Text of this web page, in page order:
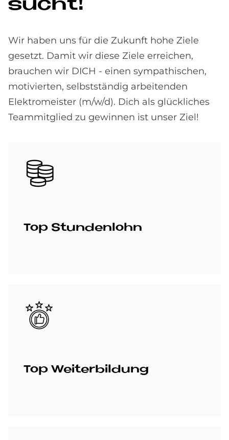
su­cht!
Wir haben uns für die Zukunft hohe Ziele
gesetzt. Damit wir diese Ziele erreichen,
brauchen wir DICH - einen sympathischen,
motivierten, selbstständig arbeitenden
Elektromeister (m/w/d). Dich als glückliches
Teammitglied zu gewinnen ist unser Ziel!
Bild
Top Stun­den­lohn
Bild
Top Wei­ter­bil­dung